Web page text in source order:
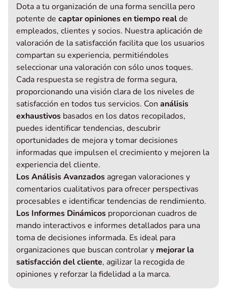
Dota a tu organización de una forma sencilla pero
potente de captar opiniones en tiempo realde
empleados, clientes y socios. Nuestra aplicación de
valoración de la satisfacción facilita que los usuarios
compartan su experiencia, permitiéndoles
seleccionar una valoración con sólo unos toques.
Cada respuesta se registra de forma segura,
proporcionando una visión clara de los niveles de
satisfacción en todos tus servicios. Con análisis
exhaustivos basados en los datos recopilados,
puedes identificar tendencias, descubrir
oportunidades de mejora y tomar decisiones
informadas que impulsen el crecimiento y mejoren la
experiencia del cliente.
Los Análisis Avanzados agregan valoraciones y
comentarios cualitativos para ofrecer perspectivas
procesables e identificar tendencias de rendimiento.
Los Informes Dinámicos proporcionan cuadros de
mando interactivos e informes detallados para una
toma de decisiones informada. Es ideal para
organizaciones que buscan controlar y mejorar la
satisfacción del cliente, agilizar la recogida de
opiniones y reforzar la fidelidad a la marca.